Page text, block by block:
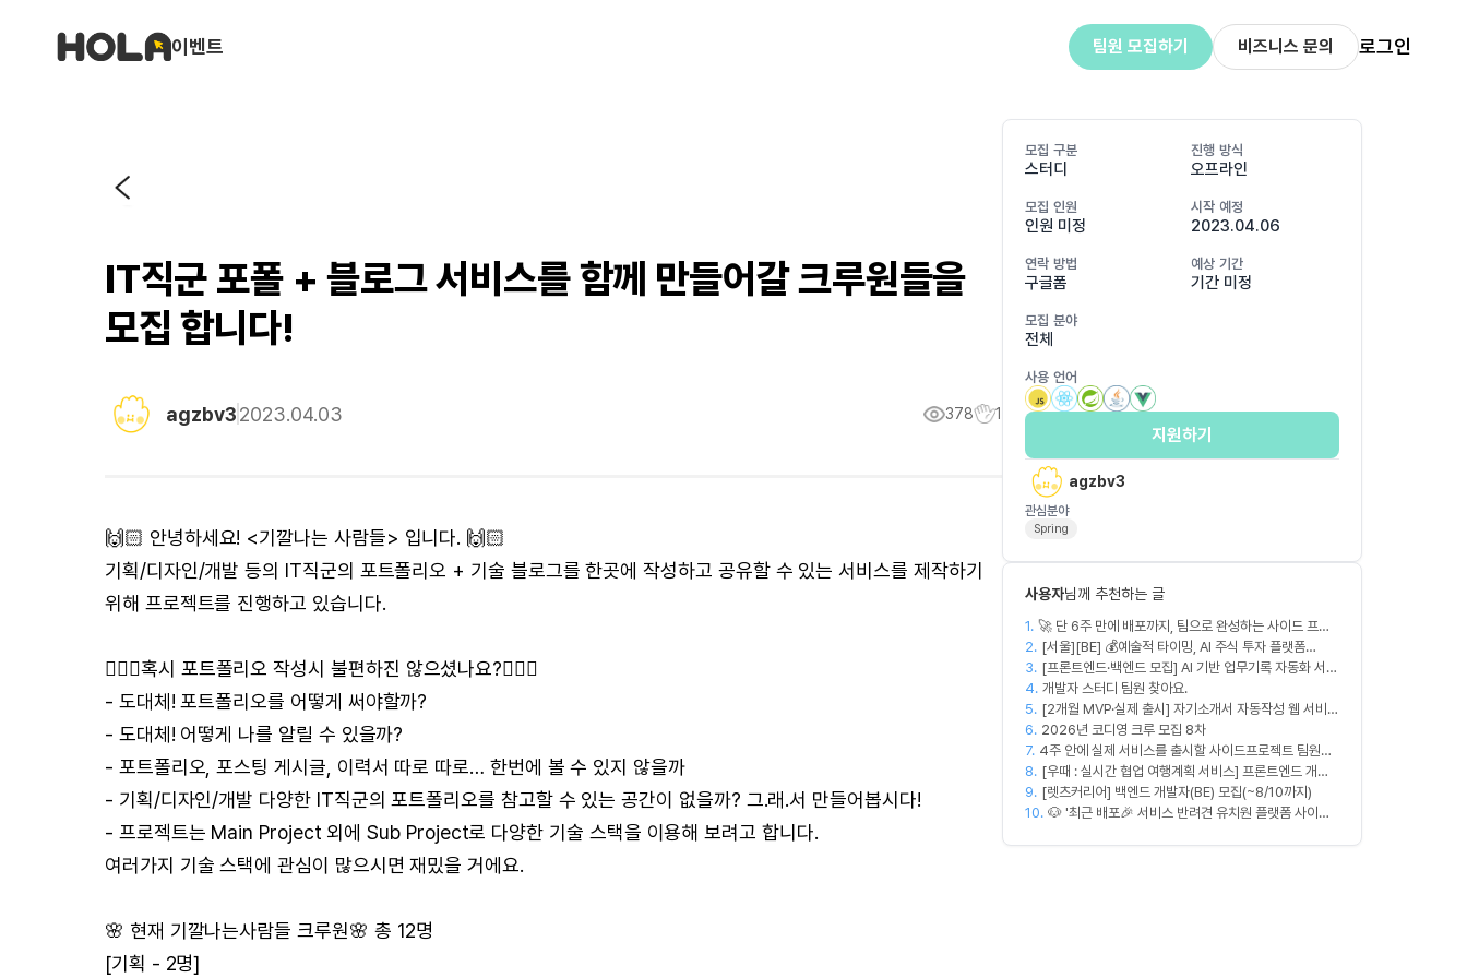
이벤트 팀원 모집하기 비즈니스 문의 로그인
IT직군 포폴 + 블로그 서비스를 함께 만들어갈 크루원들을
모집 합니다!
agzbv32023.04.03 378 1
🙌🏻 안녕하세요! <기깔나는 사람들> 입니다. 🙌🏻
기획/디자인/개발 등의 IT직군의 포트폴리오 + 기술 블로그를 한곳에 작성하고 공유할 수 있는 서비스를 제작하기
위해 프로젝트를 진행하고 있습니다.
🤦🏻‍♂️혹시 포트폴리오 작성시 불편하진 않으셨나요?🤦🏻‍♀️
- 도대체! 포트폴리오를 어떻게 써야할까?
- 도대체! 어떻게 나를 알릴 수 있을까?
- 포트폴리오, 포스팅 게시글, 이력서 따로 따로… 한번에 볼 수 있지 않을까
- 기획/디자인/개발 다양한 IT직군의 포트폴리오를 참고할 수 있는 공간이 없을까? 그.래.서 만들어봅시다!
- 프로젝트는 Main Project 외에 Sub Project로 다양한 기술 스택을 이용해 보려고 합니다.
여러가지 기술 스택에 관심이 많으시면 재밌을 거에요.
🌸 현재 기깔나는사람들 크루원🌸 총 12명
[기획 - 2명]
모집 구분
스터디
진행 방식
오프라인
모집 인원
인원 미정
시작 예정
2023.04.06
연락 방법
구글폼
예상 기간
기간 미정
모집 분야
전체
사용 언어
지원하기
agzbv3
관심분야
Spring
사용자님께 추천하는 글
1. 🚀 단 6주 만에 배포까지, 팀으로 완성하는 사이드 프로
젝트 [스위프 웹 15기] 🚀
2. [서울][BE] 💰예술적 타이밍, AI 주식 투자 플랫폼
(Spring)
3. [프론트엔드·백엔드 모집] AI 기반 업무기록 자동화 서비
스 MVP 개발
4. 개발자 스터디 팀원 찾아요.
5. [2개월 MVP·실제 출시] 자기소개서 자동작성 웹 서비스
디자이너·프론트엔드·백엔드·AI 엔지니어 모집
6. 2026년 코디영 크루 모집 8차
7. 4주 안에 실제 서비스를 출시할 사이드프로젝트 팀원을
모집합니다
8. [우때 : 실시간 협업 여행계획 서비스] 프론트엔드 개발
자 팀원을 모집합니다
9. [렛츠커리어] 백엔드 개발자(BE) 모집(~8/10까지)
10. 🐶 '최근 배포🎉 서비스 반려견 유치원 플랫폼 사이드